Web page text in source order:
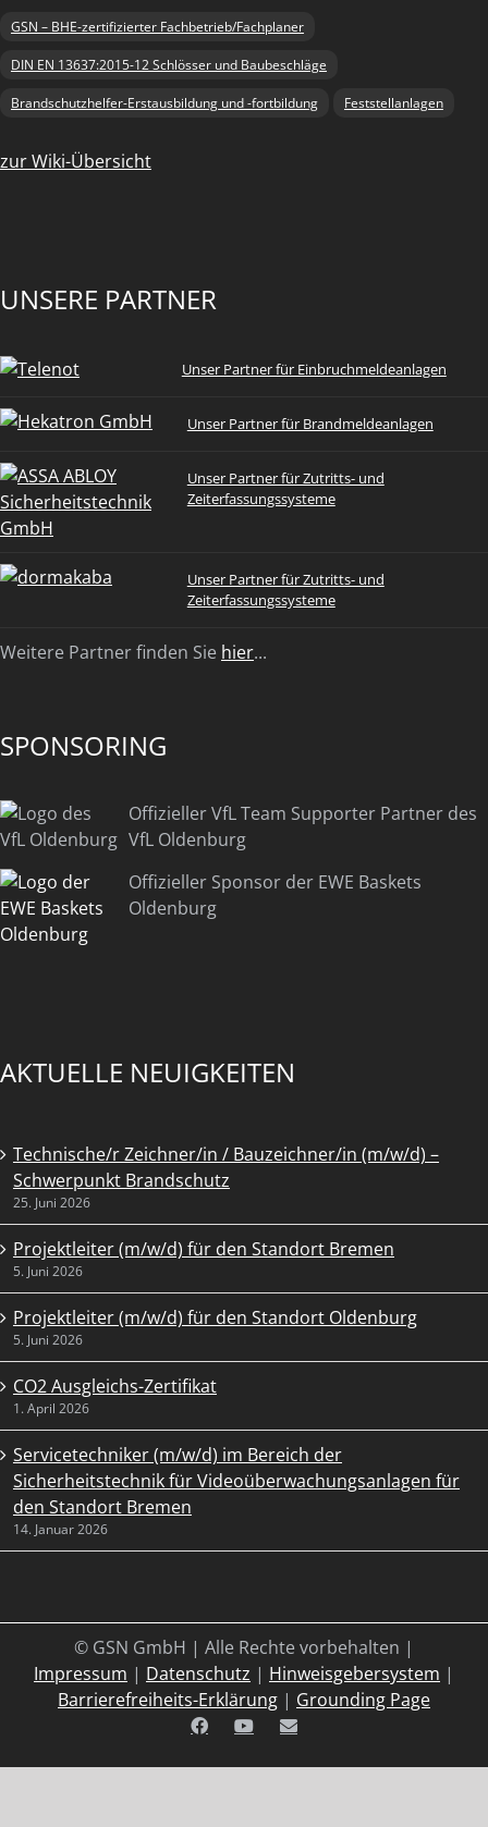
GSN – BHE-zertifizierter Fachbetrieb/Fachplaner
DIN EN 13637:2015-12 Schlösser und Baubeschläge
Brandschutzhelfer-Erstausbildung und -fortbildung Feststellanlagen
zur Wiki-Übersicht
UNSERE PARTNER
Unser Partner für Einbruchmeldeanlagen
Unser Partner für Brandmeldeanlagen
Unser Partner für Zutritts- und
Zeiterfassungssysteme
Unser Partner für Zutritts- und
Zeiterfassungssysteme
Weitere Partner finden Sie hier...
SPONSORING
Offizieller VfL Team Supporter Partner des
VfL Oldenburg
Offizieller Sponsor der EWE Baskets
Oldenburg
AKTUELLE NEUIGKEITEN
Technische/r Zeichner/in / Bauzeichner/in (m/w/d) –
Schwerpunkt Brandschutz
25. Juni 2026
Projektleiter (m/w/d) für den Standort Bremen
5. Juni 2026
Projektleiter (m/w/d) für den Standort Oldenburg
5. Juni 2026
CO2 Ausgleichs-Zertifikat
1. April 2026
Servicetechniker (m/w/d) im Bereich der
Sicherheitstechnik für Videoüberwachungsanlagen für
den Standort Bremen
14. Januar 2026
© GSN GmbH | Alle Rechte vorbehalten |
Impressum | Datenschutz | Hinweisgebersystem |
Barrierefreiheits-Erklärung | Grounding Page
FacebookYouTube
E-